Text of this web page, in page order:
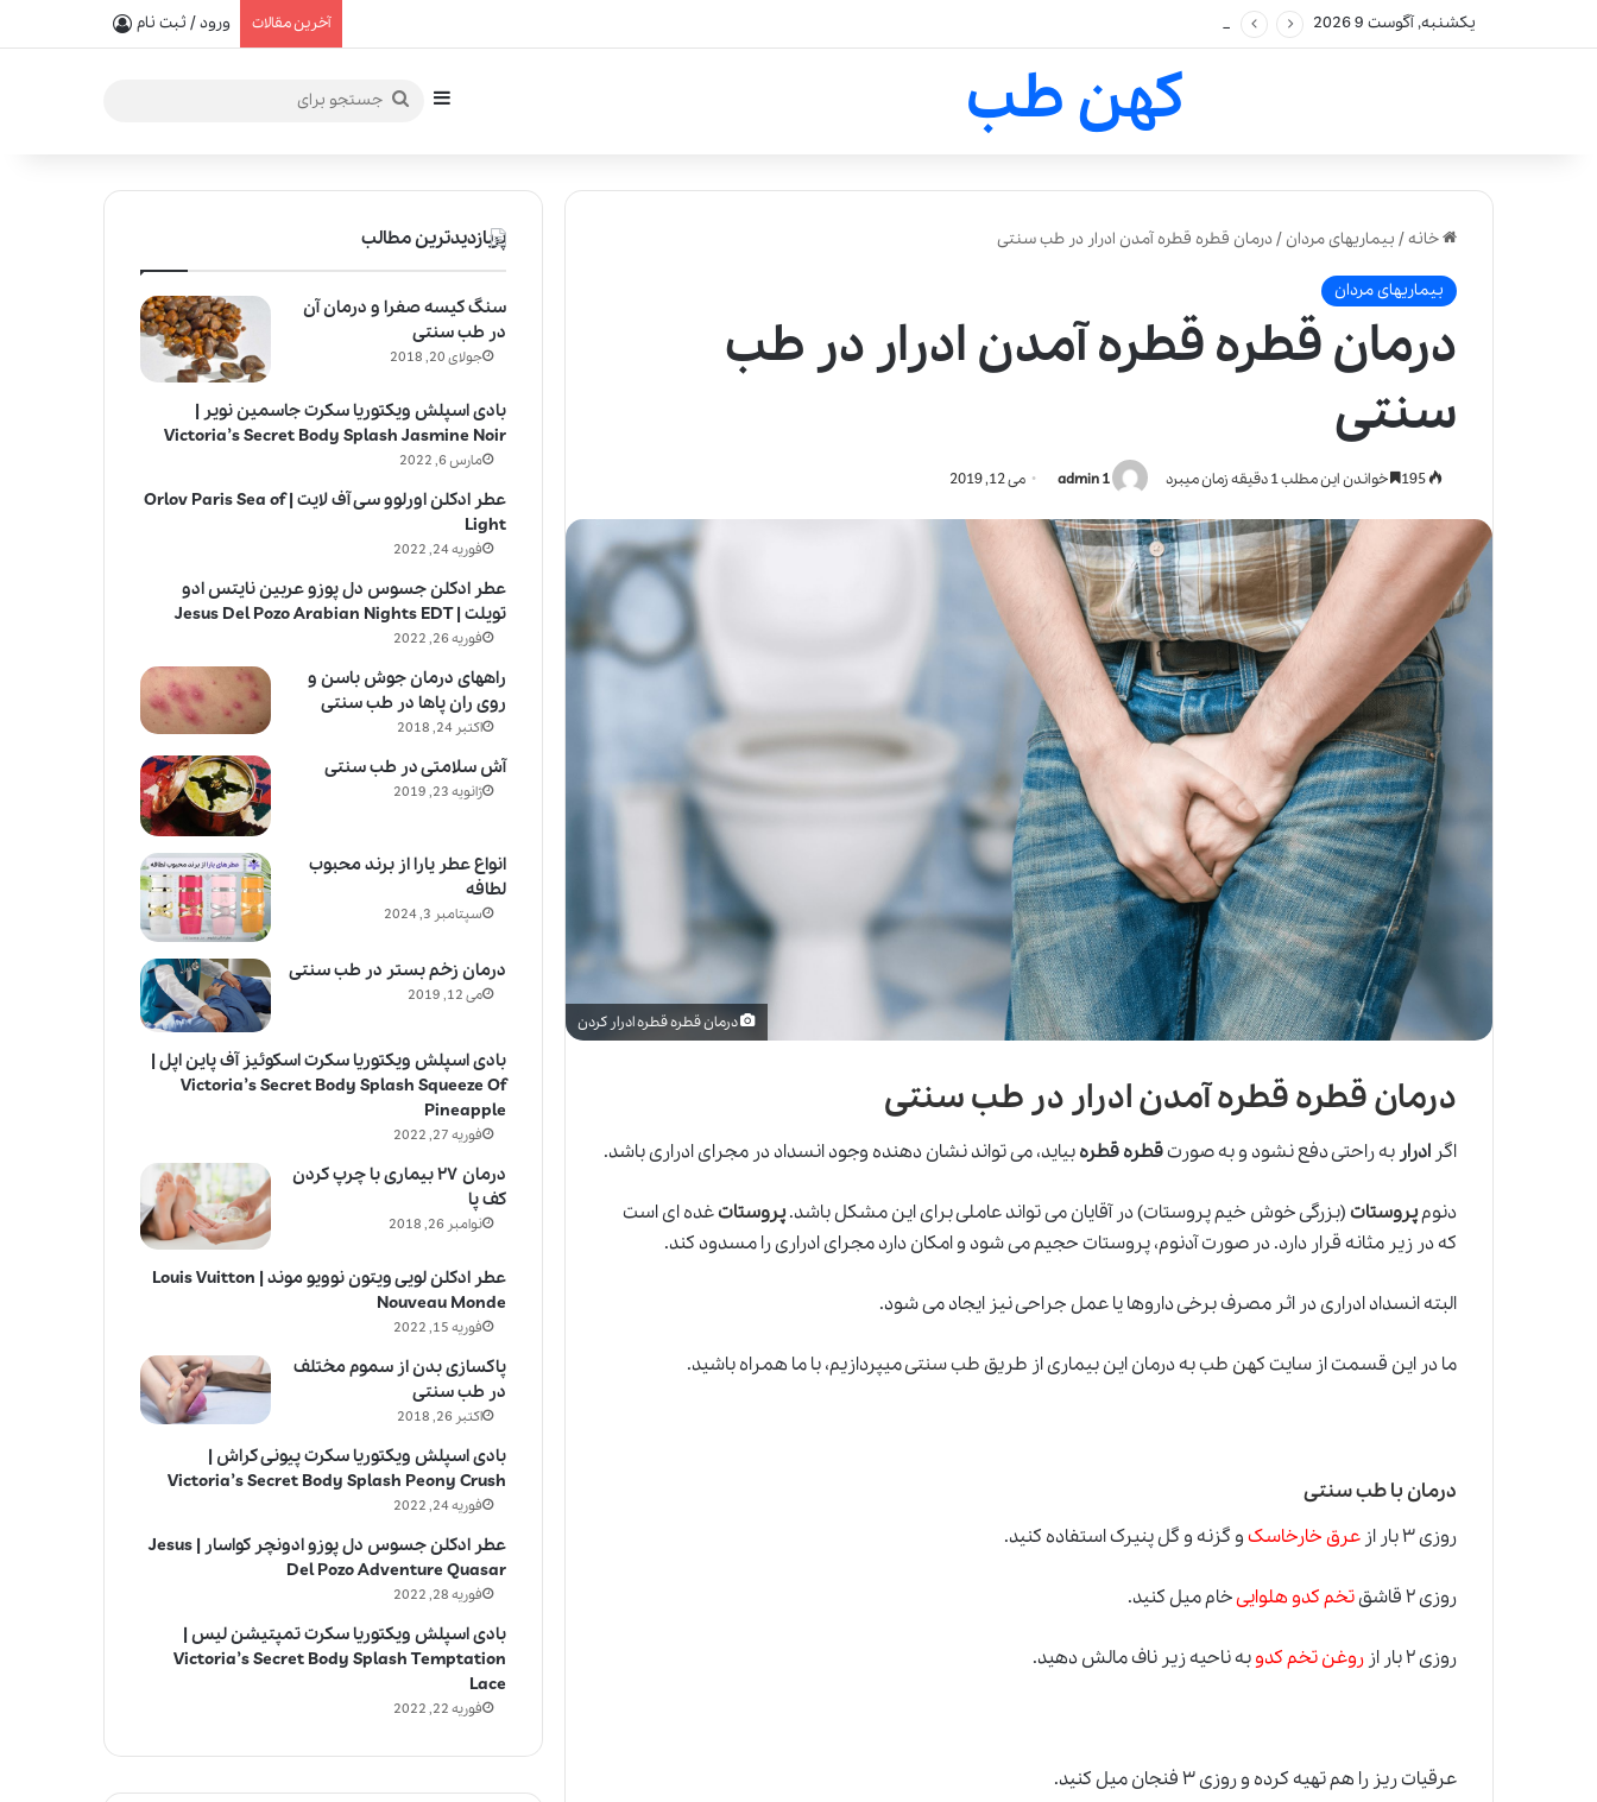
یکشنبه, آگوست 9 2026 آخرین مقالات ورود / ثبت نام
کهن طب سایدبارجستجو
خانه/ بیماریهای مردان /درمان قطره قطره آمدن ادرار در طب سنتی
بیماریهای مردان
درمان قطره قطره آمدن ادرار در طب
سنتی
admin 1 می 12, 2019 خواندن این مطلب 1 دقیقه زمان میبرد
درمان قطره قطره ادرار کردن
درمان قطره قطره آمدن ادرار در طب سنتی
اگر ادرار به راحتی دفع نشود و به صورتقطره قطرهبیاید، می تواند نشان دهنده وجود انسداد در مجرای ادراری باشد.
دنومپروستات(بزرگی خوش خیم پروستات) در آقایان می تواند عاملی برای این مشکل باشد.پروستاتغده ای است
که در زیر مثانه قرار دارد. در صورت آدنوم، پروستات حجیم می شود و امکان دارد مجرای ادراری را مسدود کند.
البته انسداد ادراری در اثر مصرف برخی داروها یا عمل جراحی نیز ایجاد می شود.
ما در این قسمت از سایتکهن طببه درمان این بیماری از طریقطب سنتیمیپردازیم، با ما همراه باشید.
درمان با طب سنتی
روزی ۳ بار از عرق خارخاسکو گزنه و گل پنیرک استفاده کنید.
روزی ۲ قاشق تخم کدو هلواییخام میل کنید.
روزی ۲ بار از روغن تخم کدوبه ناحیه زیر ناف مالش دهید.
عرقیات ریز را هم تهیه کرده و روزی ۳ فنجان میل کنید.
پربازدیدترین مطالب
سنگ کیسه صفرا و درمان آن
در طب سنتی
جولای 20, 2018
بادی اسپلش ویکتوریا سکرت جاسمین نویر |
Victoria’s Secret Body Splash Jasmine Noir
مارس 6, 2022
عطر ادکلن اورلوو سی آف لایت | Orlov Paris Sea of
Light
فوریه 24, 2022
عطر ادکلن جسوس دل پوزو عربین نایتس ادو
تویلت | Jesus Del Pozo Arabian Nights EDT
فوریه 26, 2022
راههای درمان جوش باسن و
روی ران پاها در طب سنتی
اکتبر 24, 2018
آش سلامتی در طب سنتی
ژانویه 23, 2019
انواع عطر یارا از برند محبوب
لطافه
سپتامبر 3, 2024
درمان زخم بستر در طب سنتی
می 12, 2019
بادی اسپلش ویکتوریا سکرت اسکوئیز آف پاین اپل |
Victoria’s Secret Body Splash Squeeze Of
Pineapple
فوریه 27, 2022
درمان ۲۷ بیماری با چرپ کردن
کف پا
نوامبر 26, 2018
عطر ادکلن لویی ویتون نوویو موند | Louis Vuitton
Nouveau Monde
فوریه 15, 2022
پاکسازی بدن از سموم مختلف
در طب سنتی
اکتبر 26, 2018
بادی اسپلش ویکتوریا سکرت پیونی کراش |
Victoria’s Secret Body Splash Peony Crush
فوریه 24, 2022
عطر ادکلن جسوس دل پوزو ادونچر کواسار | Jesus
Del Pozo Adventure Quasar
فوریه 28, 2022
بادی اسپلش ویکتوریا سکرت تمپتیشن لیس |
Victoria’s Secret Body Splash Temptation
Lace
فوریه 22, 2022